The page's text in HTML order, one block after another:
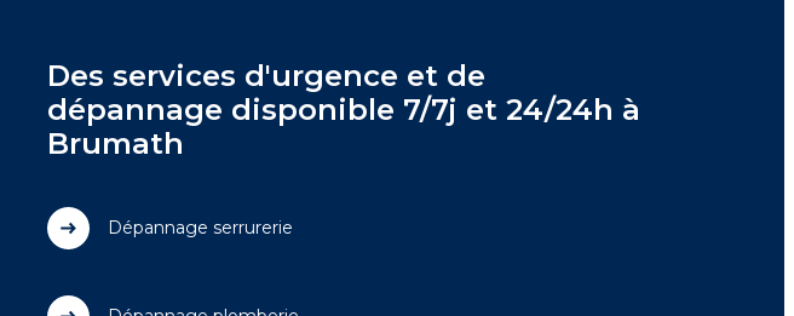
Des services d'urgence et de
dépannage disponible 7/7j et 24/24h à
Brumath
Dépannage serrurerie